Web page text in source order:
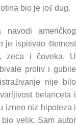
bio je još dug.
američkog
je ispitivao štetnost
zeca i čoveka. U
proliv i gubile
nije bilo
belanceta i
izneo niz hipoteza i
velik. Sam autor